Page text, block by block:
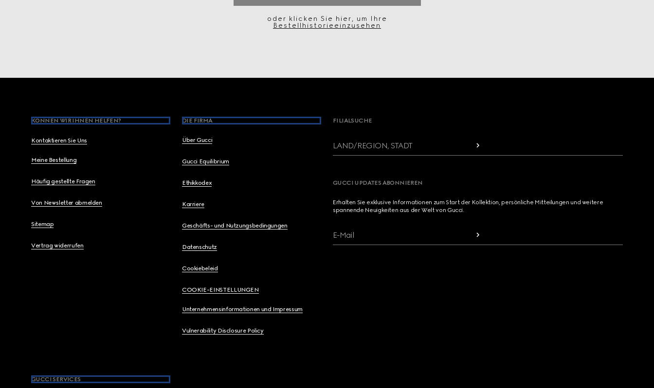
oder klicken Sie hier, um Ihre
Bestellhistorieeinzusehen
Footer
KÖNNEN WIR IHNEN HELFEN?
Kontaktieren Sie Uns
Meine Bestellung
Häufig gestellte Fragen
Von Newsletter abmelden
Sitemap
Vertrag widerrufen
DIE FIRMA
Über Gucci
Gucci Equilibrium
Ethikkodex
Karriere
Geschäfts- und Nutzungsbedingungen
Datenschutz
Cookiebeleid
COOKIE-EINSTELLUNGEN
Unternehmensinformationen und Impressum
Vulnerability Disclosure Policy
GUCCI SERVICES
FILIALSUCHE
LAND/REGION, STADT
GUCCI UPDATES ABONNIEREN
Erhalten Sie exklusive Informationen zum Start der Kollektion, persönliche Mitteilungen und weitere
spannende Neuigkeiten aus der Welt von Gucci.
E-Mail